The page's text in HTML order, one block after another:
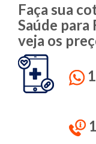
Faça sua
Saúde
veja os